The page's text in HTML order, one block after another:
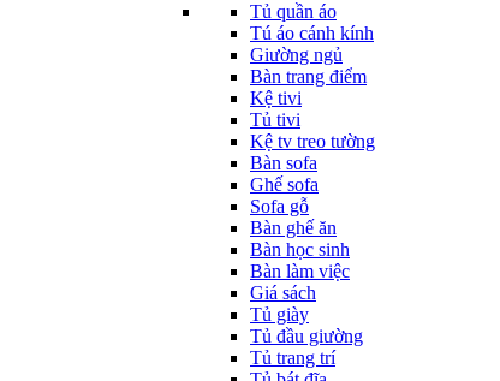
Tủ quần áo
Tú áo cánh kính
Giường ngủ
Bàn trang điểm
Kệ tivi
Tủ tivi
Kệ tv treo tường
Bàn sofa
Ghế sofa
Sofa gỗ
Bàn ghế ăn
Bàn học sinh
Bàn làm việc
Giá sách
Tủ giày
Tủ đầu giường
Tủ trang trí